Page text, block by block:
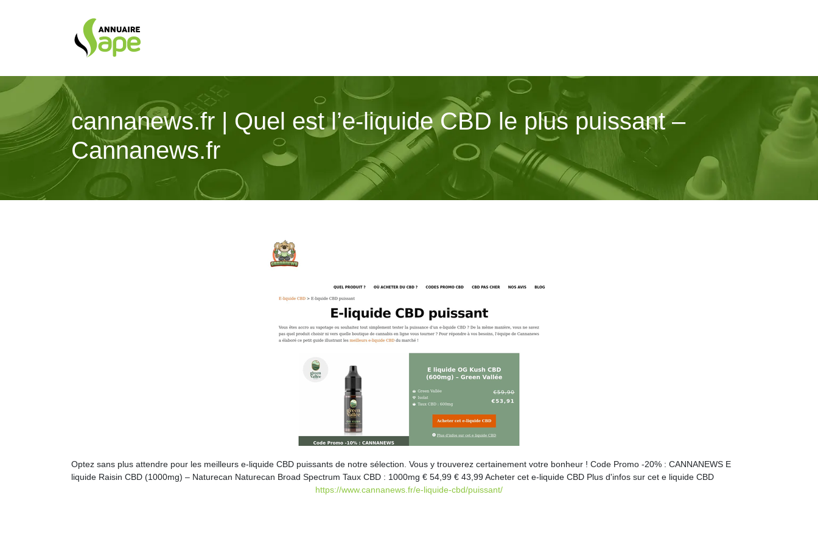
cannanews.fr | Quel est l’e-liquide CBD le plus puissant –
Cannanews.fr
Optez sans plus attendre pour les meilleurs e-liquide CBD puissants de notre sélection. Vous y trouverez certainement votre bonheur ! Code Promo -20% : CANNANEWS E
liquide Raisin CBD (1000mg) – Naturecan Naturecan Broad Spectrum Taux CBD : 1000mg € 54,99 € 43,99 Acheter cet e-liquide CBD Plus d'infos sur cet e liquide CBD
https://www.cannanews.fr/e-liquide-cbd/puissant/